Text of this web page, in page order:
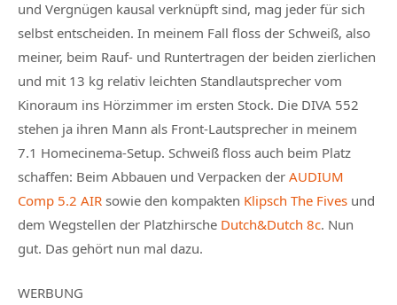
und Vergnügen kausal verknüpft sind, mag jeder für sich
selbst entscheiden. In meinem Fall floss der Schweiß, also
meiner, beim Rauf- und Runtertragen der beiden zierlichen
und mit 13 kg relativ leichten Standlautsprecher vom
Kinoraum ins Hörzimmer im ersten Stock. Die DIVA 552
stehen ja ihren Mann als Front-Lautsprecher in meinem
7.1 Homecinema-Setup. Schweiß floss auch beim Platz
schaffen: Beim Abbauen und Verpacken der AUDIUM
Comp 5.2 AIR sowie den kompakten Klipsch The Fives und
dem Wegstellen der Platzhirsche Dutch&Dutch 8c. Nun
gut. Das gehört nun mal dazu.
WERBUNG